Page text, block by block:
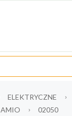
ELEKTRYCZNE
AMIO 02050